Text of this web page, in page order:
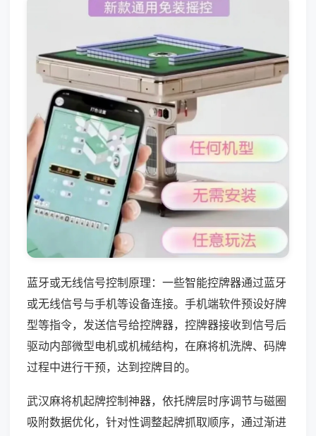
蓝牙或无线信号控制原理：一些智能控牌器通过蓝牙
或无线信号与手机等设备连接。手机端软件预设好牌
型等指令，发送信号给控牌器，控牌器接收到信号后
驱动内部微型电机或机械结构，在麻将机洗牌、码牌
过程中进行干预，达到控牌目的。
武汉麻将机起牌控制神器，依托牌层时序调节与磁圈
吸附数据优化，针对性调整起牌抓取顺序，通过渐进